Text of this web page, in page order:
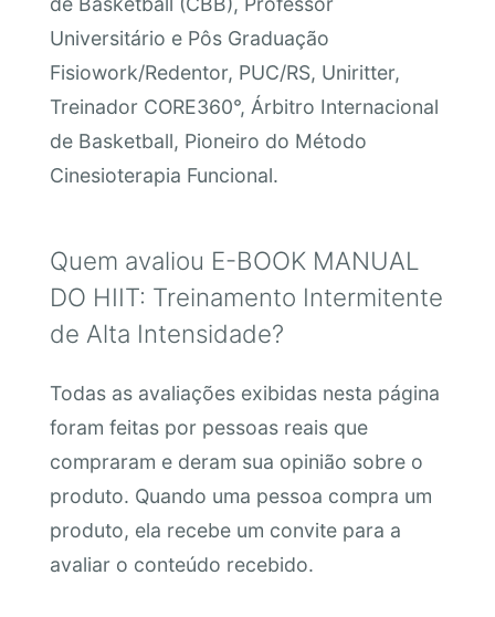
Universitário e Pôs Graduação
Fisiowork/Redentor, PUC/RS, Uniritter,
Treinador CORE360°, Árbitro Internacional
de Basketball, Pioneiro do Método
Cinesioterapia Funcional.
Quem avaliou E-BOOK MANUAL
DO HIIT: Treinamento Intermitente
de Alta Intensidade?
Todas as avaliações exibidas nesta página
foram feitas por pessoas reais que
compraram e deram sua opinião sobre o
produto. Quando uma pessoa compra um
produto, ela recebe um convite para a
avaliar o conteúdo recebido.